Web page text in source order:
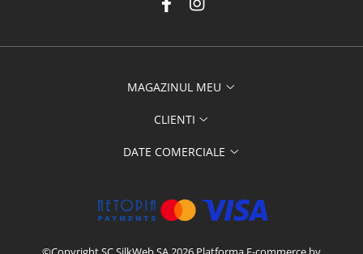
MAGAZINUL MEU
CLIENTI
DATE COMERCIALE